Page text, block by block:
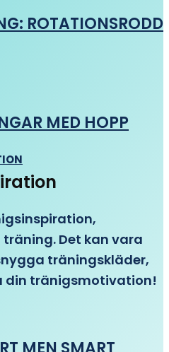
ROTATIONSRODD
MED HOPP
Det kan vara
träningskläder,
din tränigsmotivation!